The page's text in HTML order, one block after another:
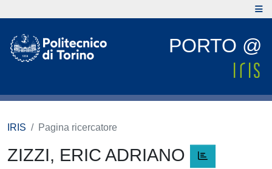
PORTO @
IRIS Pagina ricercatore
ZIZZI, ERIC ADRIANO